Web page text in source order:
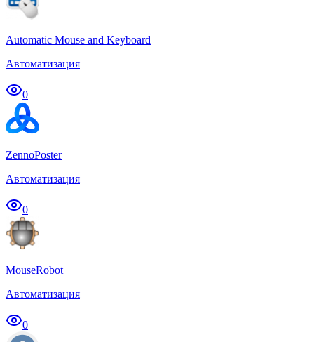
Automatic Mouse and Keyboard
Автоматизация
0
ZennoPoster
Автоматизация
0
MouseRobot
Автоматизация
0